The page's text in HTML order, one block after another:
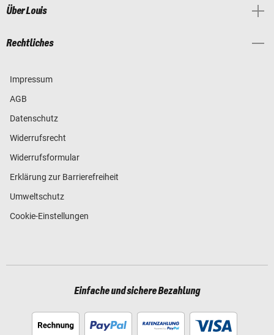
Über Louis
Rechtliches
Impressum
AGB
Datenschutz
Widerrufsrecht
Widerrufsformular
Erklärung zur Barrierefreiheit
Umweltschutz
Cookie-Einstellungen
Einfache und sichere Bezahlung